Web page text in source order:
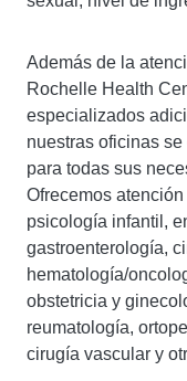
Además de la
Rochelle Health
especializados
nuestras oficinas
para todas sus
Ofrecemos
psicología infantil,
gastroenterología,
hematología/
obstetricia y
reumatología,
cirugía vascular y